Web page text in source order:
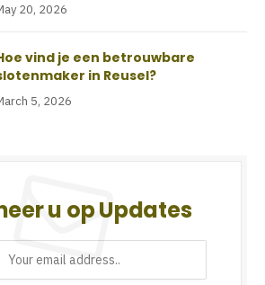
20, 2026
vind je een betrouwbare
in Reusel?
5, 2026
u op Updates